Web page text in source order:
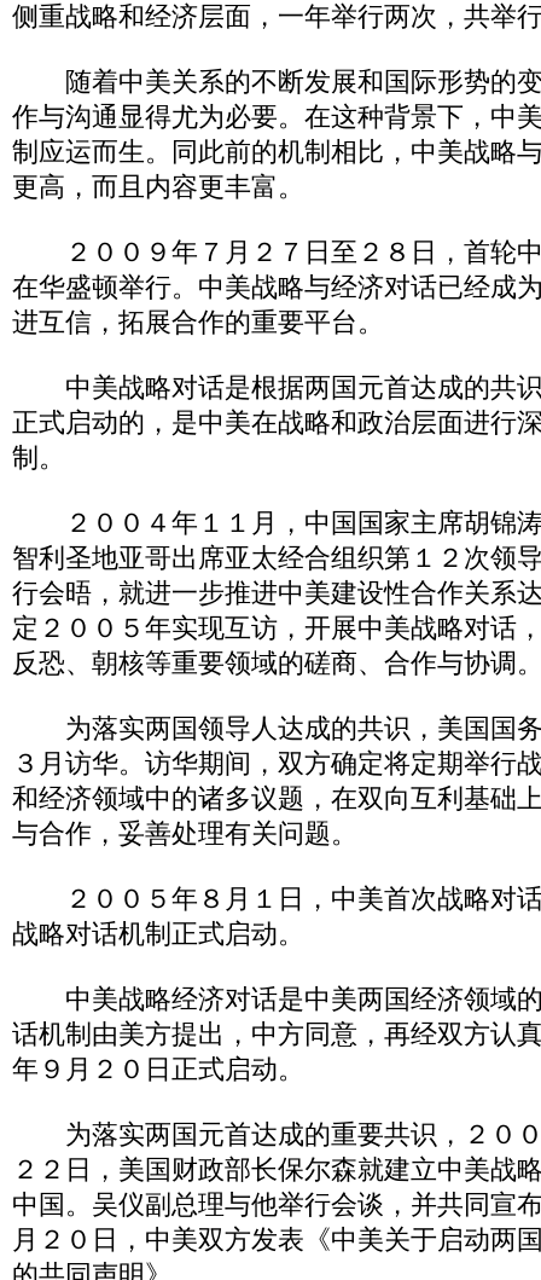
侧重战略和经济层面，一年举行两次，共举
随着中美关系的不断发展和国际形势的
作与沟通显得尤为必要。在这种背景下，中
制应运而生。同此前的机制相比，中美战略
更高，而且内容更丰富。
２００９年７月２７日至２８日，首轮
在华盛顿举行。中美战略与经济对话已经成
进互信，拓展合作的重要平台。
中美战略对话是根据两国元首达成的共
正式启动的，是中美在战略和政治层面进行
制。
２００４年１１月，中国国家主席胡锦
智利圣地亚哥出席亚太经合组织第１２次领
行会晤，就进一步推进中美建设性合作关系
定２００５年实现互访，开展中美战略对话
反恐、朝核等重要领域的磋商、合作与协调
为落实两国领导人达成的共识，美国国
３月访华。访华期间，双方确定将定期举行
和经济领域中的诸多议题，在双向互利基础
与合作，妥善处理有关问题。
２００５年８月１日，中美首次战略对
战略对话机制正式启动。
中美战略经济对话是中美两国经济领域
话机制由美方提出，中方同意，再经双方认
年９月２０日正式启动。
为落实两国元首达成的重要共识，２０
２２日，美国财政部长保尔森就建立中美战
中国。吴仪副总理与他举行会谈，并共同宣
月２０日，中美双方发表《中美关于启动两